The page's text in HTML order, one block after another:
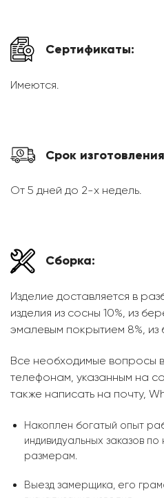
Сертификаты:
Имеются.
Срок
От 5 дней до 2-х недель.
Сборка:
Изделие доставляется в
изделия из сосны 10%, из
эмалевым покрытием 8%, из
Все необходимые вопросы
телефонам, указанным на
также написать на почту,
Накоплен богатый опыт
индивидуальных заказов
размерам.
Выезд замерщика, его